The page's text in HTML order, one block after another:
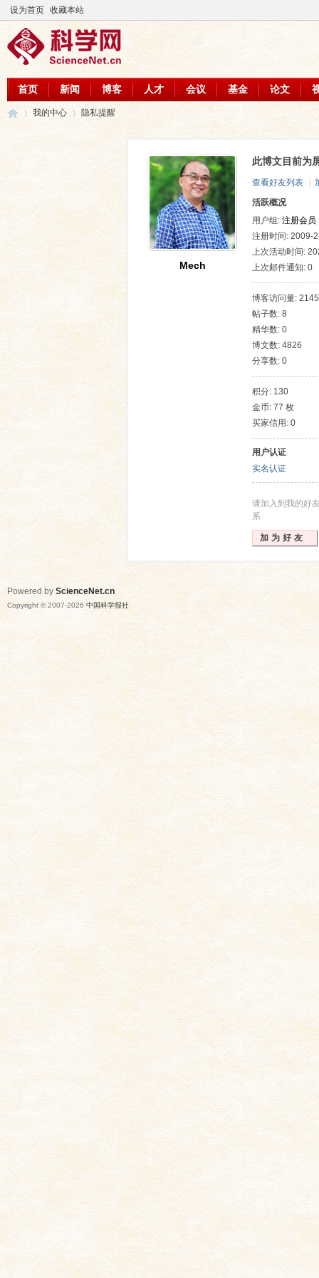
设为首页 收藏本站
首页 新闻 博客 人才 会议 基金 论文
我的中心 隐私提醒
Mech
此博文目前为
查看好友列表
活跃概况
用户组: 注册会员
注册时间: 2009-
上次活动时间:
上次邮件通知: 0
博客访问量:
帖子数: 8
精华数: 0
博文数: 4826
分享数: 0
积分: 130
金币: 77 枚
买家信用: 0
用户认证
实名认证
请加入到我的好
系
加为好友
Powered by ScienceNet.cn
Copyright © 2007-2026 中国科学报社